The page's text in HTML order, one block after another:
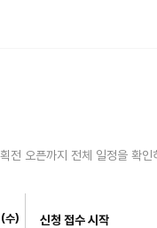
전 오픈까지 전체 일정을 확인
) 신청 접수 시작